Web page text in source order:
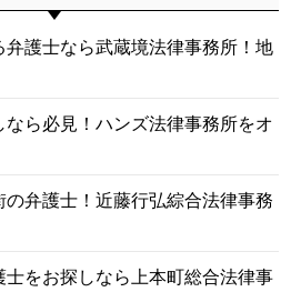
護士なら武蔵境法律事務所！地
ら必見！ハンズ法律事務所をオ
弁護士！近藤行弘綜合法律事務
をお探しなら上本町総合法律事